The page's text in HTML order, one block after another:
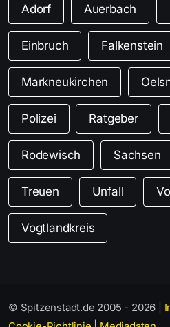
Adorf Auerbach
Einbruch Falkenstein
Markneukirchen
Polizei Ratgeber
Rodewisch Sachsen
Treuen Unfall
Vogtlandkreis
© Spitzenstadt.de 2005 - 2026 |